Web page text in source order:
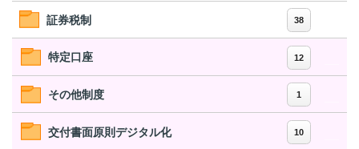
証券税制 38
特定口座 12
その他制度 1
交付書面原則デジタル化 10